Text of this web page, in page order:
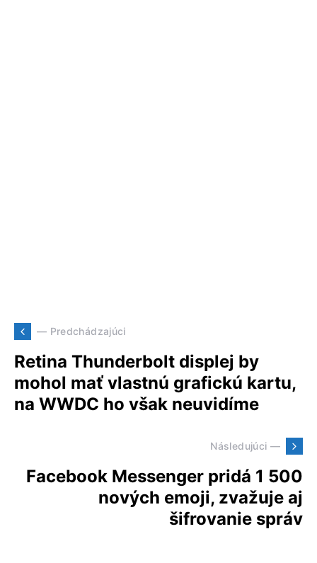
— Predchádzajúci
Retina Thunderbolt displej by
mohol mať vlastnú grafickú kartu,
na WWDC ho však neuvidíme
Následujúci —
Facebook Messenger pridá 1 500
nových emoji, zvažuje aj
šifrovanie správ